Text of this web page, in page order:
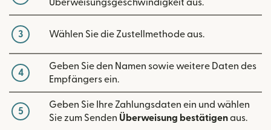
Überweisungsgeschwindigkeit aus.
3 Wählen Sie die Zustellmethode aus.
4
Geben Sie den Namen sowie weitere Daten des
Empfängers ein.
5
Geben Sie Ihre Zahlungsdaten ein und wählen
Sie zum Senden Überweisung bestätigenaus.